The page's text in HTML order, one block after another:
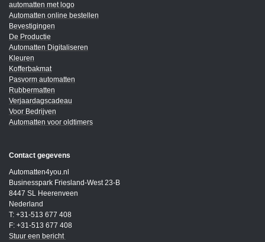
automatten met logo
Automatten online bestellen
Bevestigingen
De Productie
Automatten Digitaliseren
Kleuren
Kofferbakmat
Pasvorm automatten
Rubbermatten
Verjaardagscadeau
Voor Bedrijven
Automatten voor oldtimers
Contact gegevens
Automatten4you.nl
Businesspark Friesland-West 23-B
8447 SL Heerenveen
Nederland
T: +31-513 677 408
F: +31-513 677 408
Stuur een bericht